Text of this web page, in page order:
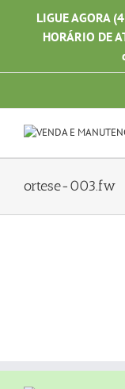
LIGUE AGORA
HORÁRIO DE
ortese-003.fw